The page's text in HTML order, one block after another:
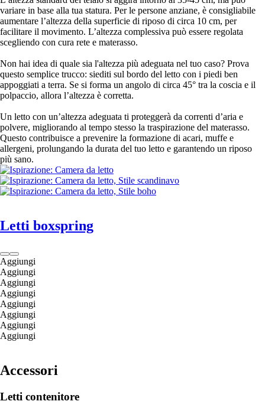
variare in base alla tua statura. Per le persone anziane, è consigliabile
aumentare l’altezza della superficie di riposo di circa 10 cm, per
facilitare il movimento. L’altezza complessiva può essere regolata
scegliendo con cura rete e materasso.
Non hai idea di quale sia l'altezza più adeguata nel tuo caso? Prova
questo semplice trucco: siediti sul bordo del letto con i piedi ben
appoggiati a terra. Se si forma un angolo di circa 45° tra la coscia e il
polpaccio, allora l’altezza è corretta.
Un letto con un’altezza adeguata ti proteggerà da correnti d’aria e
polvere, migliorando al tempo stesso la traspirazione del materasso.
Questo contribuisce a prevenire la formazione di acari, muffe e
allergeni, prolungando la durata del tuo letto e garantendo un riposo
più sano.
Letti boxspring
Aggiungi
Aggiungi
Aggiungi
Aggiungi
Aggiungi
Aggiungi
Aggiungi
Aggiungi
Accessori
Letti contenitore